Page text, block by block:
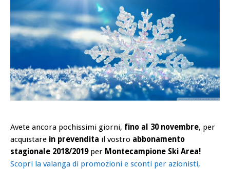
Avete ancora pochissimi giorni, fino al 30 novembre, per
acquistare in prevendita il vostro abbonamento
stagionale 2018/2019per Montecampione Ski Area!
Scopri la valanga di promozioni e sconti per azionisti,